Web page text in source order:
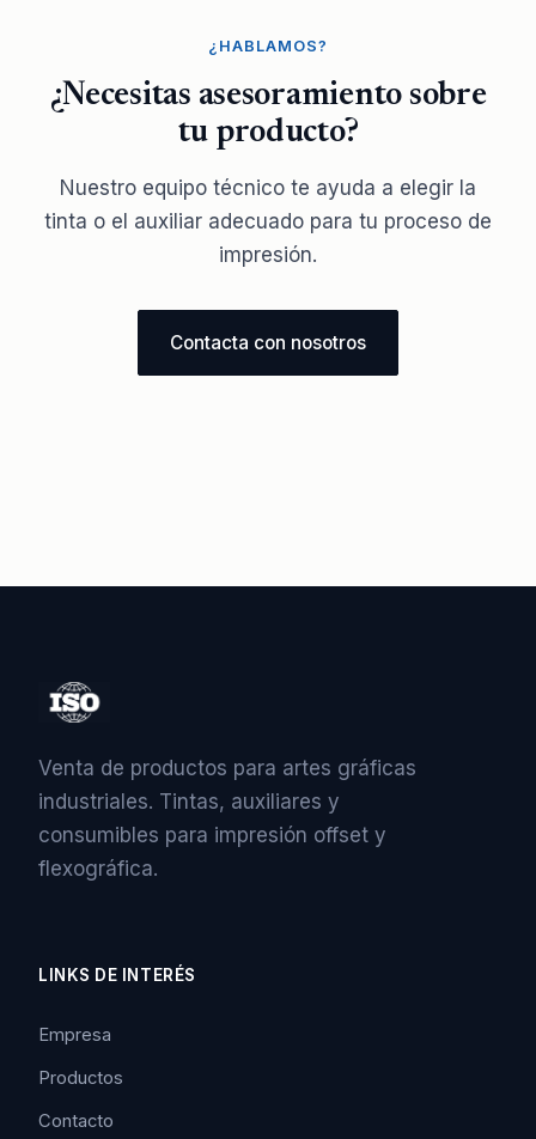
¿HABLAMOS?
¿Necesitas asesoramiento sobre
tu producto?
Nuestro equipo técnico te ayuda a elegir la
tinta o el auxiliar adecuado para tu proceso de
impresión.
Contacta con nosotros
Venta de productos para artes gráficas
industriales. Tintas, auxiliares y
consumibles para impresión offset y
flexográfica.
LINKS DE INTERÉS
Empresa
Productos
Contacto